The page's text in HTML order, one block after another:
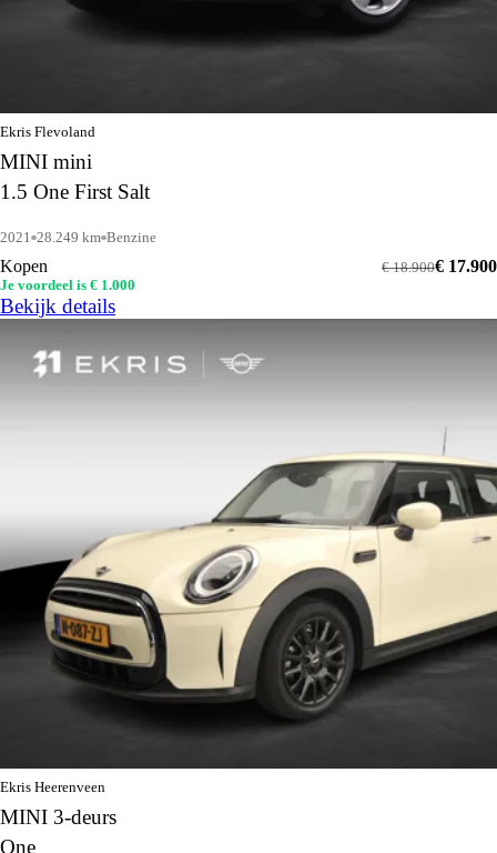
Ekris Flevoland
MINI mini
1.5 One First Salt
2021 28.249 km Benzine
Kopen € 17.900
€ 18.900
Je voordeel is € 1.000
Bekijk details
Ekris Heerenveen
MINI 3-deurs
One